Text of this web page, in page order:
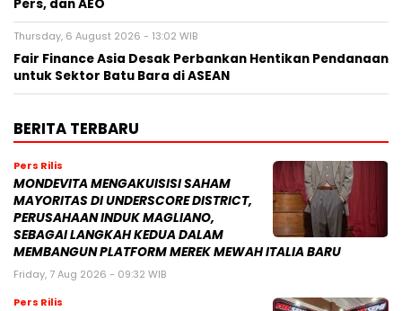
Pers, dan AEO
Thursday, 6 August 2026 - 13:02 WIB
Fair Finance Asia Desak Perbankan Hentikan Pendanaan
untuk Sektor Batu Bara di ASEAN
BERITA TERBARU
Pers Rilis
MONDEVITA MENGAKUISISI SAHAM
MAYORITAS DI UNDERSCORE DISTRICT,
PERUSAHAAN INDUK MAGLIANO,
SEBAGAI LANGKAH KEDUA DALAM
MEMBANGUN PLATFORM MEREK MEWAH ITALIA BARU
Friday, 7 Aug 2026 - 09:32 WIB
Pers Rilis